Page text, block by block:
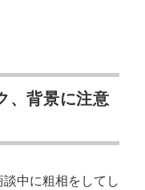
、背景に注意
中に粗相をしてし